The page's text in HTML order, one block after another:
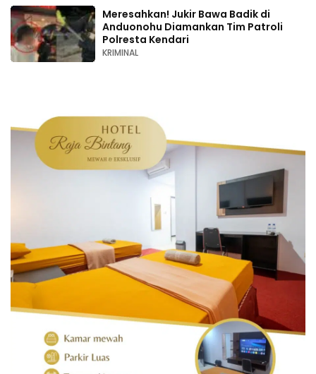
Meresahkan! Jukir Bawa Badik di
Anduonohu Diamankan Tim Patroli
Polresta Kendari
KRIMINAL